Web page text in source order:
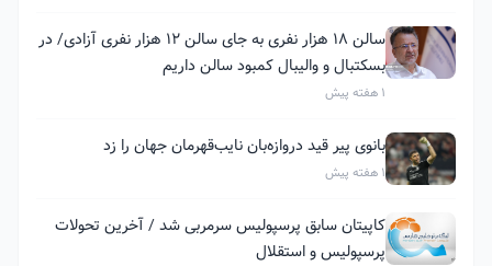
سالن ۱۸ هزار نفری به جای سالن ۱۲ هزار نفری آزادی/ در
بسکتبال و والیبال کمبود سالن داریم
1 هفته پیش
بانوی پیر قید دروازه‌بان نایب‌قهرمان جهان را زد
1 هفته پیش
کاپیتان سابق پرسپولیس سرمربی شد / آخرین تحولات
پرسپولیس و استقلال